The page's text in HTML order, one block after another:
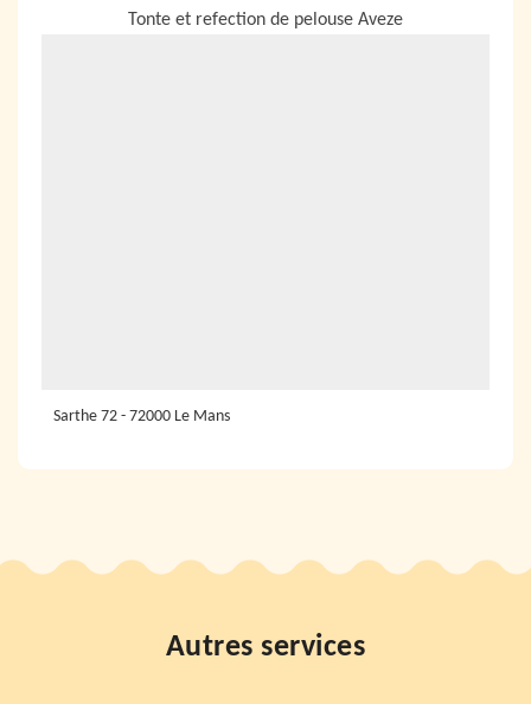
Tonte et refection de pelouse Aveze
Sarthe 72 - 72000 Le Mans
Autres services